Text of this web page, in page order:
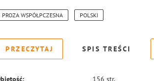
PROZA WSPÓŁPCZESNA POLSKI
PRZECZYTAJ SPIS TREŚCI
156 str.